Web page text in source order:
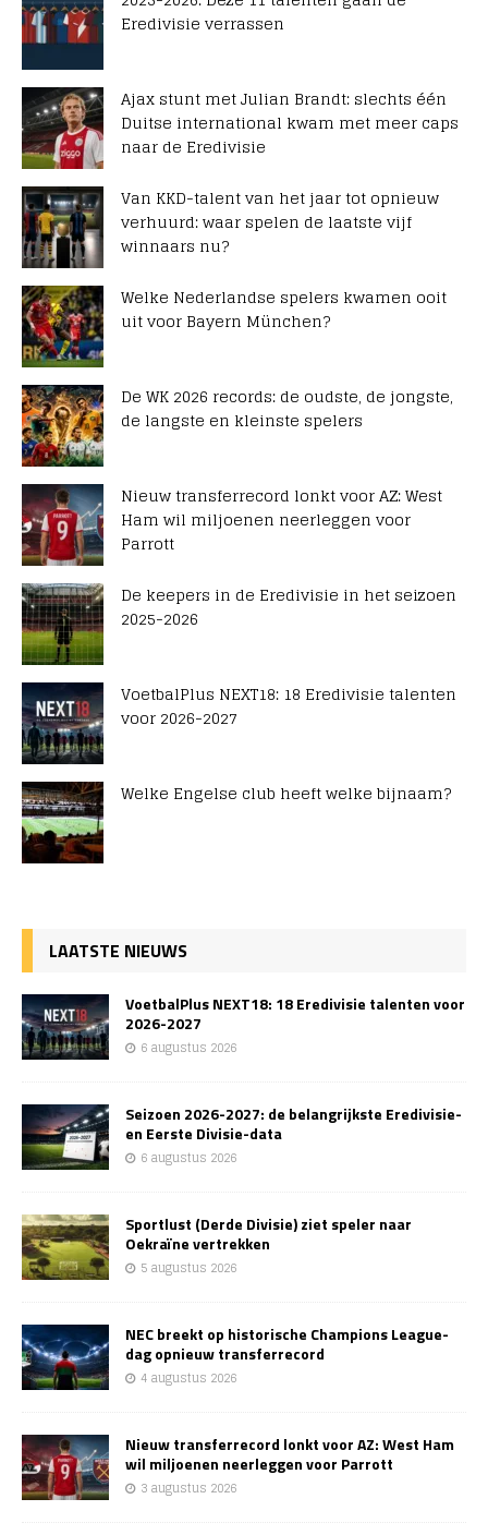
Eredivisie verrassen
Ajax stunt met Julian Brandt: slechts één
Duitse international kwam met meer caps
naar de Eredivisie
Van KKD-talent van het jaar tot opnieuw
verhuurd: waar spelen de laatste vijf
winnaars nu?
Welke Nederlandse spelers kwamen ooit
uit voor Bayern München?
De WK 2026 records: de oudste, de jongste,
de langste en kleinste spelers
Nieuw transferrecord lonkt voor AZ: West
Ham wil miljoenen neerleggen voor
Parrott
De keepers in de Eredivisie in het seizoen
2025-2026
VoetbalPlus NEXT18: 18 Eredivisie talenten
voor 2026-2027
Welke Engelse club heeft welke bijnaam?
LAATSTE NIEUWS
VoetbalPlus NEXT18: 18 Eredivisie talenten voor
2026-2027
6 augustus 2026
Seizoen 2026-2027: de belangrijkste Eredivisie-
en Eerste Divisie-data
6 augustus 2026
Sportlust (Derde Divisie) ziet speler naar
Oekraïne vertrekken
5 augustus 2026
NEC breekt op historische Champions League-
dag opnieuw transferrecord
4 augustus 2026
Nieuw transferrecord lonkt voor AZ: West Ham
wil miljoenen neerleggen voor Parrott
3 augustus 2026